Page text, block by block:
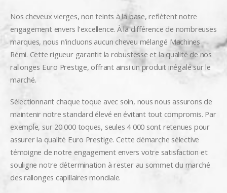
Nos cheveux vierges, non teints à la base, reflètent notre
engagement envers l’excellence. À la différence de nombreuses
marques, nous n’incluons aucun cheveu mélangé Machines
Rémi. Cette rigueur garantit la robustesse et la qualité de nos
rallonges Euro Prestige, offrant ainsi un produit inégalé sur le
marché.
Sélectionnant chaque toque avec soin, nous nous assurons de
maintenir notre standard élevé en évitant tout compromis. Par
exemple, sur 20 000 toques, seules 4 000 sont retenues pour
assurer la qualité Euro Prestige. Cette démarche sélective
témoigne de notre engagement envers votre satisfaction et
souligne notre détermination à rester au sommet du marché
des rallonges capillaires mondiale.